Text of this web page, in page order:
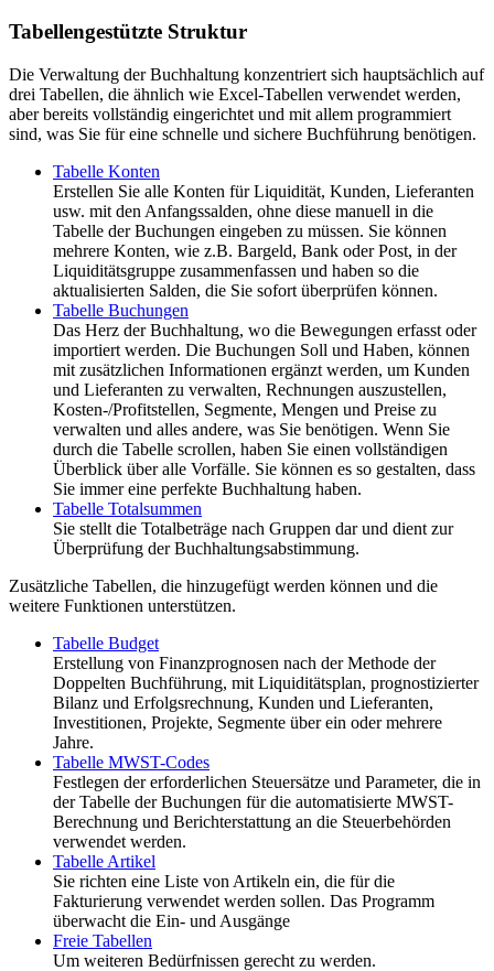
Tabellengestützte Struktur
Die Verwaltung der Buchhaltung konzentriert sich hauptsächlich auf
drei Tabellen, die ähnlich wie Excel-Tabellen verwendet werden,
aber bereits vollständig eingerichtet und mit allem programmiert
sind, was Sie für eine schnelle und sichere Buchführung benötigen.
Tabelle Konten
Erstellen Sie alle Konten für Liquidität, Kunden, Lieferanten
usw. mit den Anfangssalden, ohne diese manuell in die
Tabelle der Buchungen eingeben zu müssen. Sie können
mehrere Konten, wie z.B. Bargeld, Bank oder Post, in der
Liquiditätsgruppe zusammenfassen und haben so die
aktualisierten Salden, die Sie sofort überprüfen können.
Tabelle Buchungen
Das Herz der Buchhaltung, wo die Bewegungen erfasst oder
importiert werden. Die Buchungen Soll und Haben, können
mit zusätzlichen Informationen ergänzt werden, um Kunden
und Lieferanten zu verwalten, Rechnungen auszustellen,
Kosten-/Profitstellen, Segmente, Mengen und Preise zu
verwalten und alles andere, was Sie benötigen. Wenn Sie
durch die Tabelle scrollen, haben Sie einen vollständigen
Überblick über alle Vorfälle. Sie können es so gestalten, dass
Sie immer eine perfekte Buchhaltung haben.
Tabelle Totalsummen
Sie stellt die Totalbeträge nach Gruppen dar und dient zur
Überprüfung der Buchhaltungsabstimmung.
Zusätzliche Tabellen, die hinzugefügt werden können und die
weitere Funktionen unterstützen.
Tabelle Budget
Erstellung von Finanzprognosen nach der Methode der
Doppelten Buchführung, mit Liquiditätsplan, prognostizierter
Bilanz und Erfolgsrechnung, Kunden und Lieferanten,
Investitionen, Projekte, Segmente über ein oder mehrere
Jahre.
Tabelle MWST-Codes
Festlegen der erforderlichen Steuersätze und Parameter, die in
der Tabelle der Buchungen für die automatisierte MWST-
Berechnung und Berichterstattung an die Steuerbehörden
verwendet werden.
Tabelle Artikel
Sie richten eine Liste von Artikeln ein, die für die
Fakturierung verwendet werden sollen. Das Programm
überwacht die Ein- und Ausgänge
Freie Tabellen
Um weiteren Bedürfnissen gerecht zu werden.